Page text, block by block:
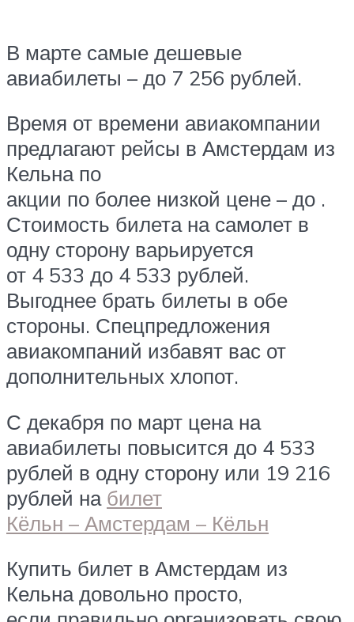
В марте самые дешевые
авиабилеты – до 7 256 рублей.
Время от времени авиакомпании
предлагают рейсы в Амстердам из
Кельна по
акции по более низкой цене – до .
Стоимость билета на самолет в
одну сторону варьируется
от 4 533 до 4 533 рублей.
Выгоднее брать билеты в обе
стороны. Спецпредложения
авиакомпаний избавят вас от
дополнительных хлопот.
С декабря по март цена на
авиабилеты повысится до 4 533
рублей в одну сторону или 19 216
рублей на билет
Кёльн – Амстердам – Кёльн
Купить билет в Амстердам из
Кельна довольно просто,